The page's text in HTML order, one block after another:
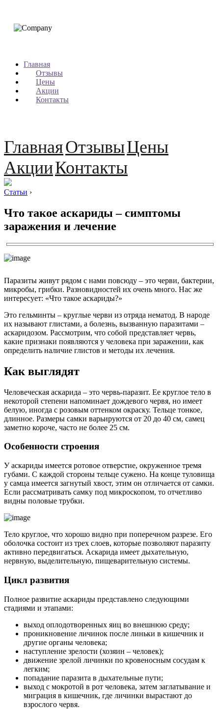
Главная
Отзывы
Цены
Акции
Контакты
ГлавнаяОтзывыЦены
АкцииКонтакты
Статьи ›
Что такое аскариды – симптомы
заражения и лечение
Паразиты живут рядом с нами повсюду – это черви, бактерии,
микробы, грибки. Разновидностей их очень много. Нас же
интересует: «Что такое аскариды?»
Это гельминты – круглые черви из отряда нематод. В народе
их называют глистами, а болезнь, вызванную паразитами –
аскаридозом. Рассмотрим, что собой представляет червь,
какие признаки появляются у человека при заражении, как
определить наличие глистов и методы их лечения.
Как выглядят
Человеческая аскарида – это червь-паразит. Ее круглое тело в
некоторой степени напоминает дождевого червя, но имеет
белую, иногда с розовым оттенком окраску. Тельце тонкое,
длинное. Размеры самки варьируются от 20 до 40 см, самец
заметно короче, часто не более 25 см.
Особенности строения
У аскариды имеется ротовое отверстие, окруженное тремя
губами. С каждой стороны тельце сужено. На конце туловища
у самца имеется загнутый хвост, этим он отличается от самки.
Если рассматривать самку под микроскопом, то отчетливо
видны половые трубки.
Тело круглое, что хорошо видно при поперечном разрезе. Его
оболочка состоит из трех слоев, которые позволяют паразиту
активно передвигаться. Аскарида имеет дыхательную,
нервную, выделительную, пищеварительную системы.
Цикл развития
Полное развитие аскариды представлено следующими
стадиями и этапами:
выход оплодотворенных яиц во внешнюю среду;
проникновение личинок после линьки в кишечник и
другие органы человека;
наступление зрелости (хозяин – человек);
движение зрелой личинки по кровеносным сосудам к
легким;
попадание паразита в дыхательные пути;
выход с мокротой в рот человека, затем заглатывание и
миграция в кишечник, где личинки вырастают до
взрослого червя.